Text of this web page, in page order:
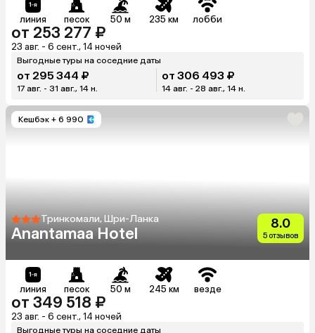
линия песок 50 м 235 км лобби
от 253 277 ₽
23 авг. - 6 сент., 14 ночей
Выгодные туры на соседние даты
от 295 344 ₽
17 авг. - 31 авг., 14 н.
от 306 493 ₽
14 авг. - 28 авг., 14 н.
Кешбэк + 6 990
Тринкомали, Шри-Ланка
Anantamaa Hotel
8.0
5 отзывов
линия песок 50 м 245 км везде
от 349 518 ₽
23 авг. - 6 сент., 14 ночей
Выгодные туры на соседние даты